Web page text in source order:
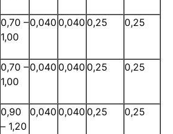
0,70 –
1,00
0,040 0,040 0,25 0,25
0,70 –
1,00
0,040 0,040 0,25 0,25
0,90
– 1,20
0,040 0,040 0,25 0,25